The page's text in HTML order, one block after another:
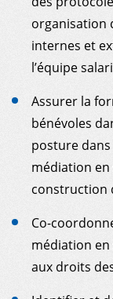
organisation
internes et
l’équipe
Assurer la
bénévoles
posture dans
médiation en
construction
Co-
médiation en
aux droits